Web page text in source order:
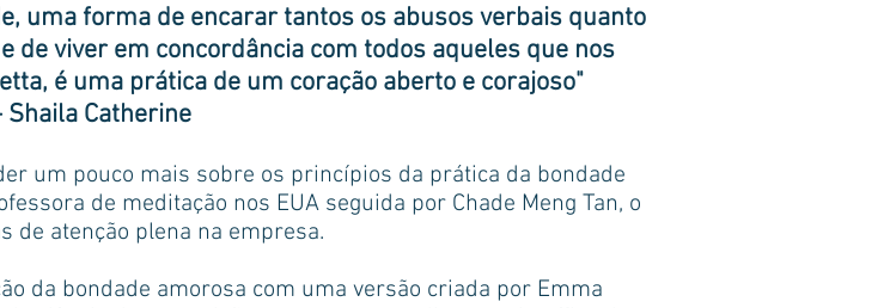
uma forma de encarar tantos os abusos verbais quanto
de viver em concordância com todos aqueles que nos
é uma prática de um coração aberto e corajoso"
Shaila Catherine
um pouco mais sobre os princípios da prática da bondade
de meditação nos EUA seguida por Chade Meng Tan, o
de atenção plena na empresa.
da bondade amorosa com uma versão criada por Emma